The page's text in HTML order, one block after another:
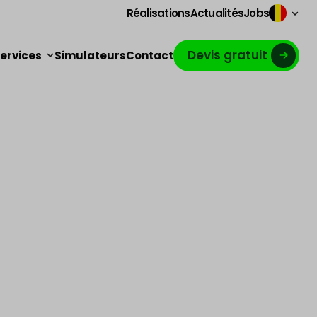
RéalisationsActualitésJobs
SimulateursContact Devis gratuit